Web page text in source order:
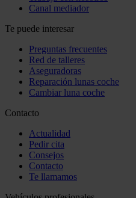
Canal mediador
Te puede interesar
Preguntas frecuentes
Red de talleres
Aseguradoras
Reparación lunas coche
Cambiar luna coche
Contacto
Actualidad
Pedir cita
Consejos
Contacto
Te llamamos